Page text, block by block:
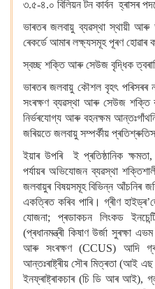
৩.৫-৪.০ বিলিয়ন টন কাৰ্বন হ্ৰাসৰ
ভাৰতৰ জলবায়ু ব্যৱস্থা স্থায়ী
ৰেকৰ্ডে আমাৰ লক্ষ্যসমূহ পূৰণ হোৱাৰ
স্বচ্ছ শক্তি আৰু সেউজ বৃদ্ধিক
ভাৰতৰ জলবায়ু কৌশল বৃহৎ পৰিসৰৰ
সংৰক্ষণ ব্যৱস্থা আৰু সেউজ শক্তি
নিৰ্ভৰযোগ্য আৰু বহনক্ষম
জৰিয়তে জলবায়ু সম্পৰ্কীয়
ইয়াৰ উপৰি ই প্ৰতিষ্ঠানিক
পৰ্যায়ৰ অভিযোজন ব্যৱস্থা
জলবায়ুৰ বিষয়সমূহ বিভিন্ন আঁচনিৰ
একত্ৰিত কৰিব পাৰি। গ্ৰীণ
যোজনা; প্ৰডাকচন লিংকড
(প্ৰধানমন্ত্ৰী কিষাণ উৰ্জা সুৰক্ষা
আৰু সংৰক্ষণ (CCUS) আদি
আন্তঃৰাষ্ট্ৰীয় সৌৰ মিত্ৰতা (আই এছ
ইনফ্ৰাষ্ট্ৰাকচাৰ (চি ডি আৰ আই),